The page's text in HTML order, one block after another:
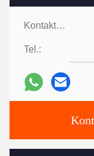
Kontaktpersonen:
Tel.: